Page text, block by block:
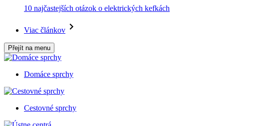
10 najčastejších otázok o elektrických kefkách
Viac článkov
Přejít na menu
Domáce sprchy
Cestovné sprchy